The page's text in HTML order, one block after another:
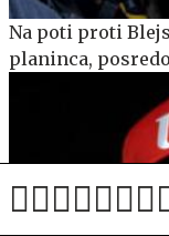
Na poti proti
planinca,